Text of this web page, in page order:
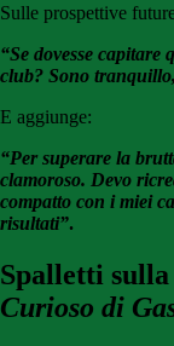
Sulle prospettive
“Se dovesse
club? Sono
E aggiunge:
“Per superare la
clamoroso. Devo
compatto con i miei
risultati”.
Spalletti
Curioso di